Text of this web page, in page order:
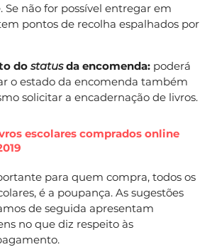
Se não for possível entregar em
pontos de recolha espalhados por
do statusda encomenda: poderá
o estado da encomenda também
solicitar a encadernação de livros.
escolares comprados online
para quem compra, todos os
é a poupança. As sugestões
de seguida apresentam
no que diz respeito às